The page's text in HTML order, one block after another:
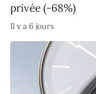
privée (-68%)
Il y a 6 jours